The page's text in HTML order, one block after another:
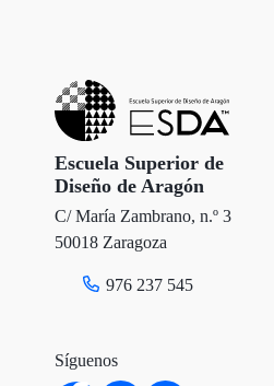
Escuela Superior de
Diseño de Aragón
C/ María Zambrano, n.º 3
50018 Zaragoza
976 237 545
Síguenos